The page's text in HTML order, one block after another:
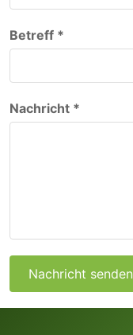
Betreff *
Nachricht *
Nachricht senden